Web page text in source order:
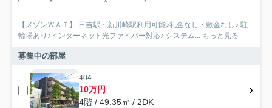
【メゾンＷＡＴ】 日吉駅・新川崎駅利用可能♪礼金なし・敷金なし♪ 駐
輪場あり♪インターネット光ファイバー対応♪ システム... もっと見る
募集中の部屋
404
10万円
4階 / 49.35㎡ / 2DK